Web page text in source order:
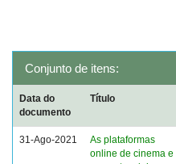
Conjunto de itens:
Data do
documento
Título
31-Ago-2021
As plataformas
online de cinema e